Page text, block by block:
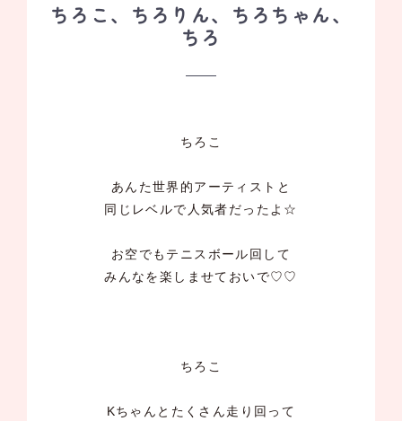
ちろこ、ちろりん、ちろちゃん、
ちろ
ちろこ
あんた世界的アーティストと
同じレベルで人気者だったよ☆
お空でもテニスボール回して
みんなを楽しませておいで♡♡
ちろこ
Kちゃんとたくさん走り回って